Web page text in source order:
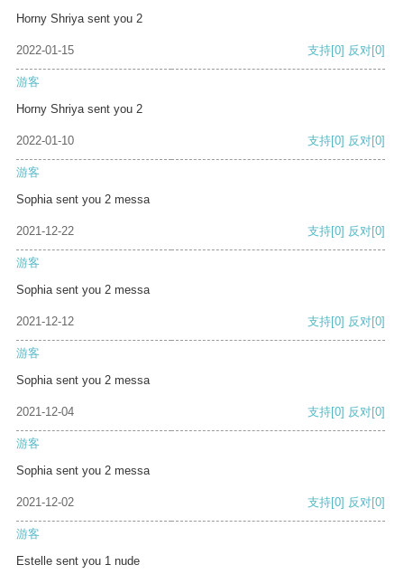
Horny Shriya sent you 2
2022-01-15 支持[0] 反对[0]
游客
Horny Shriya sent you 2
2022-01-10 支持[0] 反对[0]
游客
Sophia sent you 2 messa
2021-12-22 支持[0] 反对[0]
游客
Sophia sent you 2 messa
2021-12-12 支持[0] 反对[0]
游客
Sophia sent you 2 messa
2021-12-04 支持[0] 反对[0]
游客
Sophia sent you 2 messa
2021-12-02 支持[0] 反对[0]
游客
Estelle sent you 1 nude